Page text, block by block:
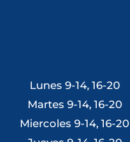
Lunes 9-14, 16-20
Martes 9-14, 16-20
Miercoles 9-14, 16-20